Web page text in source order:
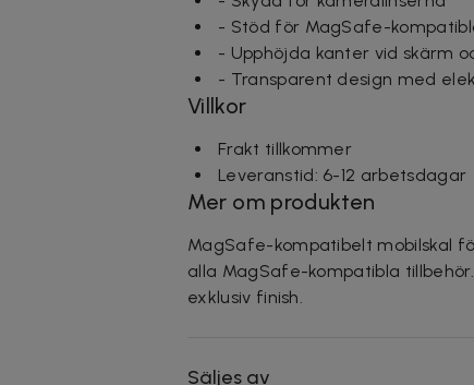
- Stöd för MagSafe-
- Upphöjda kanter vid skärm
- Transparent design med
Villkor
Frakt tillkommer
Leveranstid: 6-12 arbetsdagar
Mer om produkten
MagSafe-kompatibelt mobilskal
alla MagSafe-kompatibla
exklusiv finish.
Säljes av